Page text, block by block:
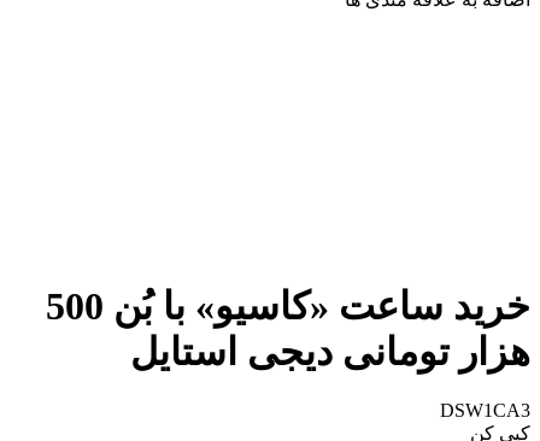
خرید ساعت «کاسیو» با بُن 500
هزار تومانی دیجی استایل
DSW1CA3
کپی کن